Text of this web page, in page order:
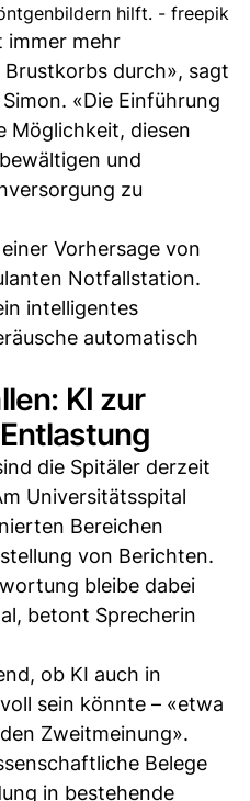
hilft. - freepik
immer mehr
durch», sagt
«Die Einführung
Möglichkeit, diesen
und
zu
Vorhersage von
Notfallstation.
intelligentes
automatisch
KI zur
die Spitäler derzeit
Universitätsspital
Bereichen
von Berichten.
bleibe dabei
betont Sprecherin
ob KI auch in
sein könnte – «etwa
Zweitmeinung».
Belege
in bestehende